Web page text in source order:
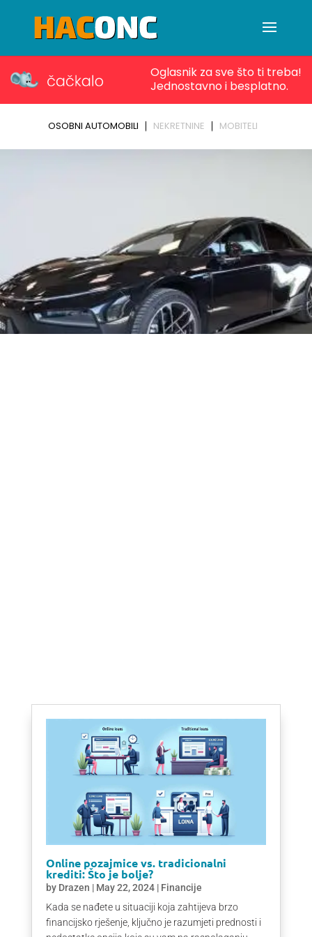
Online pozajmice vs. tradicionalni
krediti: Što je bolje?
by Drazen | May 22, 2024| Financije
Kada se nađete u situaciji koja zahtijeva brzo
financijsko rješenje, ključno je razumjeti prednosti i